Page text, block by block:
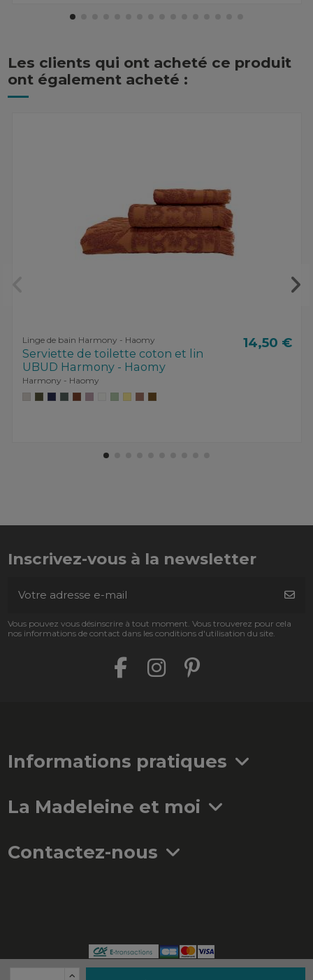
Les clients qui ont acheté ce produit
ont également acheté :
Linge de bain Harmony - Haomy
Serviette de toilette coton et lin
UBUD Harmony - Haomy
Harmony - Haomy
14,50 €
Inscrivez-vous à la newsletter
Vous pouvez vous désinscrire à tout moment. Vous trouverez pour cela
nos informations de contact dans les conditions d'utilisation du site.
Informations pratiques
La Madeleine et moi
Contactez-nous